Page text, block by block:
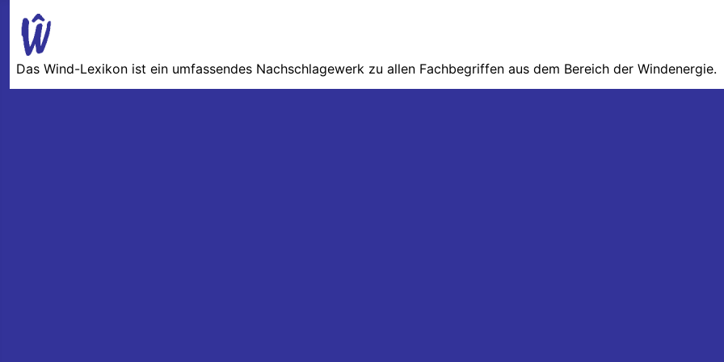
Das Wind-Lexikon ist ein umfassendes Nachschlage­werk zu allen Fachbegriffen aus dem Bereich der Wind­energie.